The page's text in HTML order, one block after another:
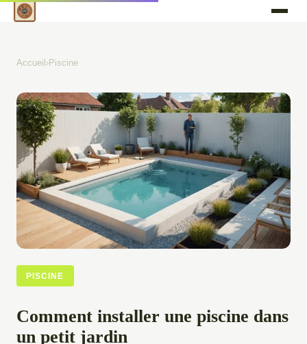
Accueil ›Piscine
PISCINE
Comment installer une piscine dans
un petit jardin